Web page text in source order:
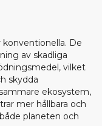
De
av skadliga
vilket
skydda
ekosystem,
mer hållbara och
planeten och